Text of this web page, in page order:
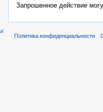
Запрошенное действие
Политика конфиденциальности